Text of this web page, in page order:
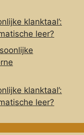
klanktaal’:
leer?
klanktaal’:
leer?